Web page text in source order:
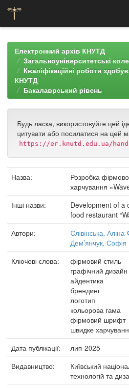
navigationЕлектронний архів КНУТД
Загальноуніверситетські
Кваліфікаційні роботи
КНУТД
Бакалаврський рівень
Будь ласка, використовуйте цей
цитувати або посилатися на цей
https://er.knutd.edu.ua/
Назва:
Розробка
харчування
Інші назви:
Development of a
food restaurant
Автори:
Слівінська,
Дем’янчук, Софія
Ключові слова:
фірмовий стиль
графічний дизайн
айдентика
брендинг
логотип
кольорова гама
фірмовий шрифт
швидке
Дата публікації:
лип-2025
Видавництво:
Київський
технологій та